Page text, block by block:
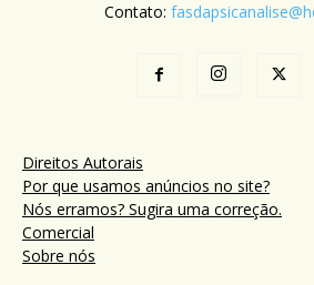
Contato:
Direitos Autorais
Por que usamos anúncios no site?
Nós erramos? Sugira uma correção.
Comercial
Sobre nós